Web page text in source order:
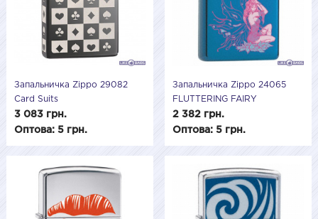
Запальничка Zippo 29082
Card Suits
3 083 грн.
Оптова: 5 грн.
Запальничка Zippo 24065
FLUTTERING FAIRY
(Дбайлива фея)
2 382 грн.
Оптова: 5 грн.